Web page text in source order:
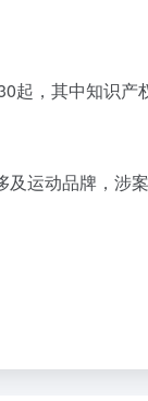
起，其中知识产
及运动品牌，涉